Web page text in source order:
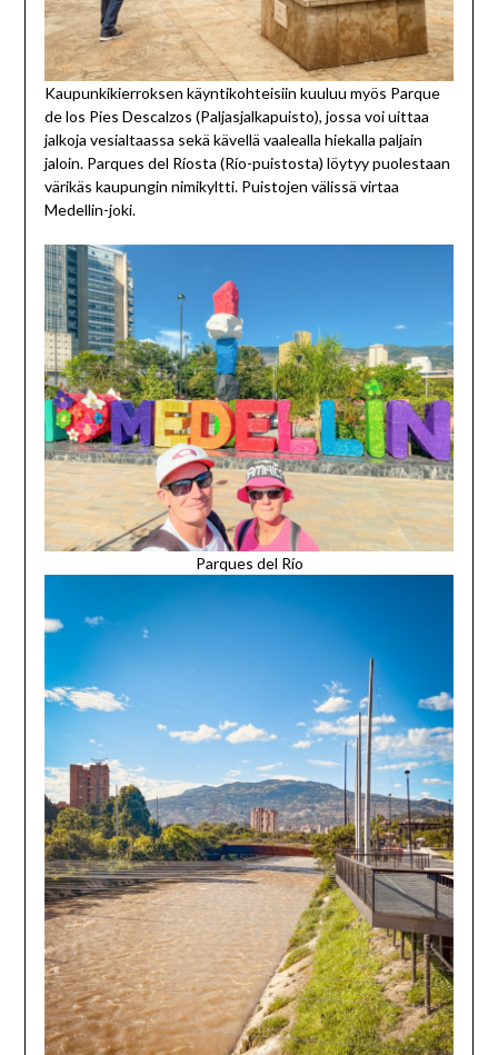
Kaupunkikierroksen käyntikohteisiin kuuluu myös Parque
de los Pies Descalzos (Paljasjalkapuisto), jossa voi uittaa
jalkoja vesialtaassa sekä kävellä vaalealla hiekalla paljain
jaloin. Parques del Ríosta (Río-puistosta) löytyy puolestaan
värikäs kaupungin nimikyltti. Puistojen välissä virtaa
Medellin-joki.
Parques del Río